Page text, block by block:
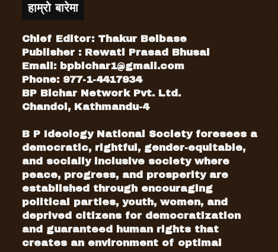
हाम्रो बारेमा
Chief Editor: Thakur Belbase
Publisher : Rewati Prasad Bhusal
Email: bpbichar1@gmail.com
Phone: 977-1-4417934
BP Bichar Network Pvt. Ltd.
Chandol, Kathmandu-4
B P Ideology National Society foresees a
democratic, rightful, gender-equitable,
and socially inclusive society where
peace, progress, and prosperity are
established through encouraging
political parties, youth, women, and
deprived citizens for democratization
and guaranteed human rights that
creates an environment of optimal